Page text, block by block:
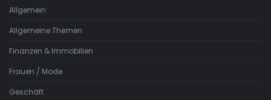
Allgemein
Allgemeine Themen
Finanzen & Immobilien
Frauen / Mode
Geschäft